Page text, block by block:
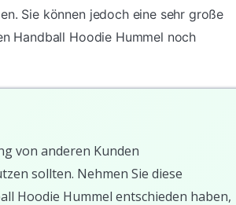
Sie können jedoch eine sehr große
Handball Hoodie Hummel noch
von anderen Kunden
sollten. Nehmen Sie diese
Hoodie Hummel entschieden haben,